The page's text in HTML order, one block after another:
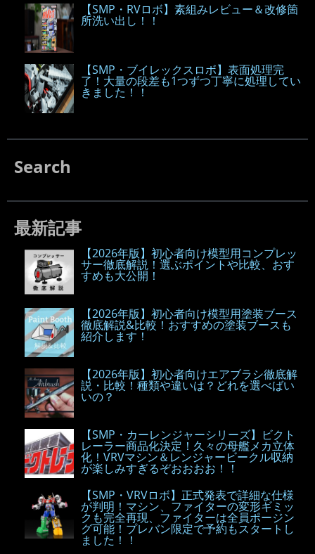
【SMP・RVロボ】素組みレビュー＆改修箇
所洗い出し！！
【SMP・ブイレックスロボ】表面処理完
了！大量の段差も1つずつ丁寧に処理してい
きました！！
Search
最新記事
【2026年版】初心者向け模型用コンプレッ
サー徹底解説！選ぶポイントや比較、おす
すめも大公開！
【2026年版】初心者向け模型用塗装ブース
徹底解説&比較！おすすめの塗装ブースも
紹介します！
【2026年版】初心者向けエアブラシ徹底解
説・比較！種類や違いは？どれを選べばい
いの？
【SMP・カーレンジャーシリーズ】ビクト
レーラー商品化決定！久々の母艦メカ立体
化！VRVマシン＆レンジャービークル収納
が楽しみすぎるぞおおおお！！
【SMP・VRVロボ】正式発表で詳細な仕様
が判明！マシン、ファイターの変形ギミッ
クも完全再現、ファイターは全員ポージン
グ可能！プレバン限定で予約もスタートし
ました！！